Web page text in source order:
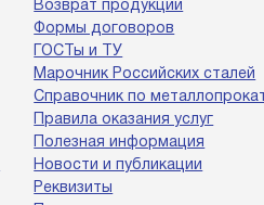
Возврат продукции
Формы договоров
ГОСТы и ТУ
Марочник Российских сталей
Справочник по
Правила оказания услуг
Полезная информация
Новости и публикации
Реквизиты